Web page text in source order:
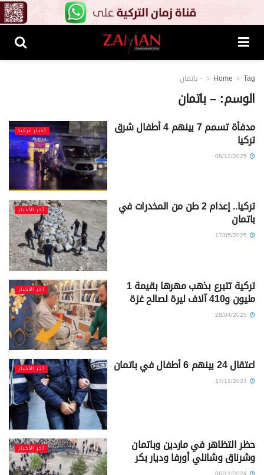
Home Tag - باتمان
الوسم:– باتمان
أخبار تركيا مدفأة تسمم 7 بينهم 4 أطفال شرق
تركيا
آخر الأخبار تركيا.. إعدام 2 طن من المخدرات في
باتمان
آخر الأخبار تركية تتبرع بذهب مهرها بقيمة 1
مليون و410 آلاف ليرة لصالح غزة
آخر الأخبار اعتقال 24 بينهم 6 أطفال في باتمان
آخر الأخبار حظر التظاهر في ماردين وباتمان
وشرناق وشانلي أورفا وديار بكر